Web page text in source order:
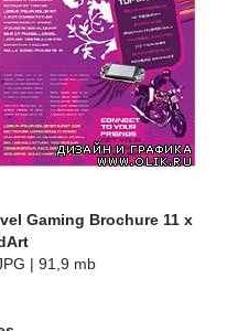
Gaming Brochure 11 x
| 91,9 mb